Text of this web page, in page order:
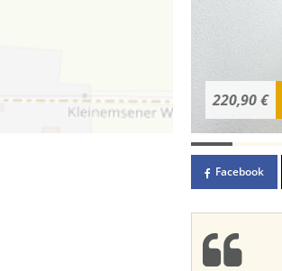
220,90 €
Facebook